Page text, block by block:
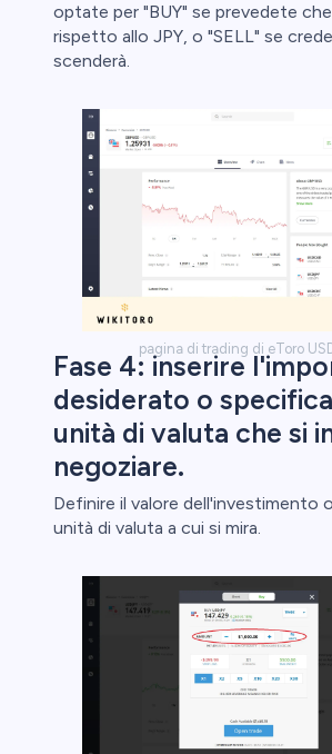
optate per "BUY" se prevedete che
rispetto allo JPY, o "SELL" se
scenderà.
pagina di trading di eToro
Fase 4: inserire
desiderato o
unità di valuta che si
negoziare.
Definire il valore dell'investimento
unità di valuta a cui si mira.